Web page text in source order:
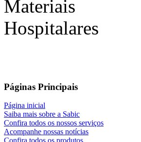
Páginas Principais
Página inicial
Saiba mais sobre a Sabic
Confira todos os nossos serviços
Acompanhe nossas notícias